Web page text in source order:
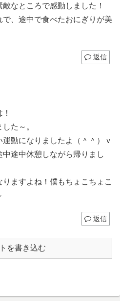
なところで感動しました！
、途中で食べたおにぎりが美
返信
た～。
動になりましたよ（＾＾）ｖ
途中休憩しながら帰りまし
ますよね！僕もちょこちょこ
返信
を書き込む